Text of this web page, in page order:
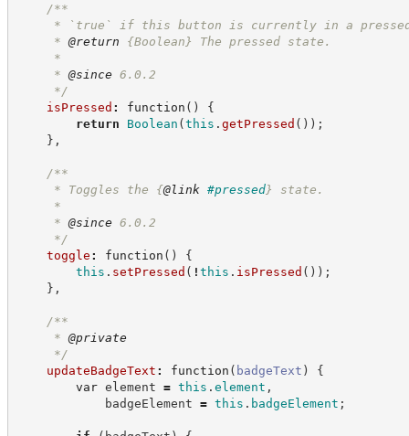
/**
* `true` if this button is currently in a
* @return {Boolean}
The pressed state.
*
* @since 6.0.2
*/
isPressed : function ( )
{
return
Boolean (this . getPressed ( ) ) ;
} ,
/**
* Toggles the {@link #pressed} state.
*
* @since 6.0.2
*/
toggle : function ( )
{
this . setPressed ( ! this . isPressed ( ) ) ;
} ,
/**
* @private
*/
updateBadgeText : function ( badgeText )
{
var element = this . element ,
badgeElement = this . badgeElement ;